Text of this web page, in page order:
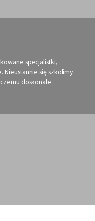
specjalistki,
Nieustannie się szkolimy
doskonale